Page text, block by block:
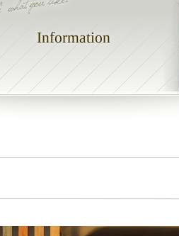
Information